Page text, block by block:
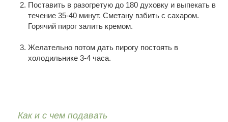
Поставить в разогретую до 180 духовку и выпекать в
течение 35-40 минут. Сметану взбить с сахаром.
Горячий пирог залить кремом.
Желательно потом дать пирогу постоять в
холодильнике 3-4 часа.
Как и с чем подавать